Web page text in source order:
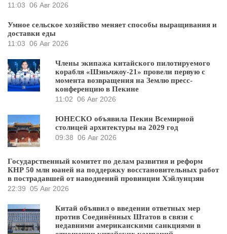
11:03 06 Авг 2026
Умное сельское хозяйство меняет способы выращивания и
доставки еды
11:03 06 Авг 2026
Члены экипажа китайского пилотируемого
корабля «Шэньчжоу-21» провели первую с
момента возвращения на Землю пресс-
конференцию в Пекине
11:02 06 Авг 2026
ЮНЕСКО объявила Пекин Всемирной
столицей архитектуры на 2029 год
09:38 06 Авг 2026
Государственный комитет по делам развития и реформ
КНР 50 млн юаней на поддержку восстановительных работ
в пострадавшей от наводнений провинции Хэйлунцзян
22:39 05 Авг 2026
Китай объявил о введении ответных мер
против Соединённых Штатов в связи с
недавними американскими санкциями в